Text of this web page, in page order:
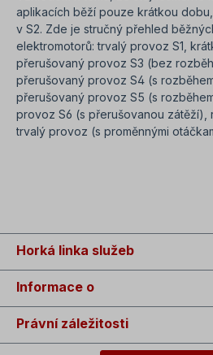
aplikacích běží pouze krátkou
v S2. Zde je stručný přehled
elektromotorů: trvalý provoz S1,
přerušovaný provoz S3 (bez
přerušovaný provoz S4 (s
přerušovaný provoz S5 (s
provoz S6 (s přerušovanou zátěží),
trvalý provoz (s proměnnými
Horká linka služeb
Informace o
Právní záležitosti